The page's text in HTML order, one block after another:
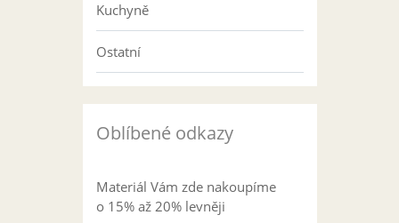
Kuchyně
Ostatní
Oblíbené odkazy
Materiál Vám zde nakoupíme
o 15% až 20% levněji